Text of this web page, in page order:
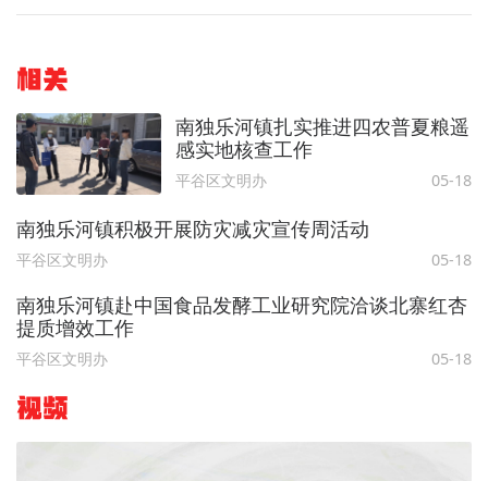
相关
南独乐河镇扎实推进四农普夏粮遥
感实地核查工作
平谷区文明办 05-18
南独乐河镇积极开展防灾减灾宣传周活动
平谷区文明办 05-18
南独乐河镇赴中国食品发酵工业研究院洽谈北寨红杏
提质增效工作
平谷区文明办 05-18
视频